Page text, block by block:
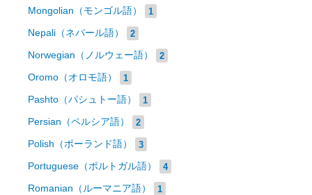
Mongolian（モンゴル語） 1
Nepali（ネパール語） 2
Norwegian（ノルウェー語） 2
Oromo（オロモ語） 1
Pashto（パシュトー語） 1
Persian（ペルシア語） 2
Polish（ポーランド語） 3
Portuguese（ポルトガル語） 4
Romanian（ルーマニア語） 1